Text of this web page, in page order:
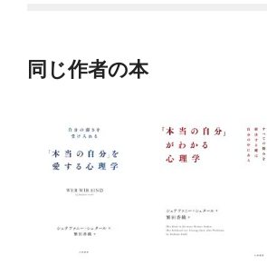
同じ作者の本